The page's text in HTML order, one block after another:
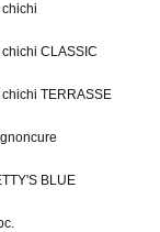
chichi
chichi CLASSIC
chichi TERRASSE
BLUE